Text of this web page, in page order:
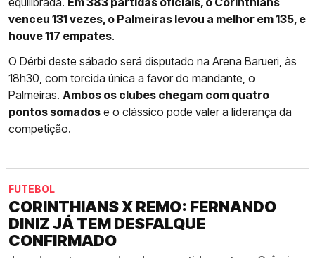
venceu 131 vezes, o Palmeiras levou a melhor em 135, e
houve 117 empates.
O Dérbi deste sábado será disputado na Arena Barueri, às
18h30, com torcida única a favor do mandante, o
Palmeiras. Ambos os clubes chegam com quatro
pontos somados e o clássico pode valer a liderança da
competição.
FUTEBOL
CORINTHIANS X REMO: FERNANDO
DINIZ JÁ TEM DESFALQUE
CONFIRMADO